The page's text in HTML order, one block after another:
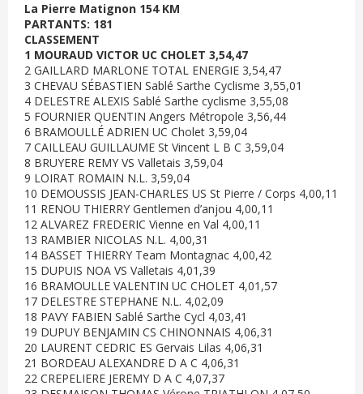
La Pierre Matignon 154 KM
PARTANTS: 181
CLASSEMENT
1 MOURAUD VICTOR UC CHOLET 3,54,47
2 GAILLARD MARLONE TOTAL ENERGIE 3,54,47
3 CHEVAU SÉBASTIEN Sablé Sarthe Cyclisme 3,55,01
4 DELESTRE ALEXIS Sablé Sarthe cyclisme 3,55,08
5 FOURNIER QUENTIN Angers Métropole 3,56,44
6 BRAMOULLÉ ADRIEN UC Cholet 3,59,04
7 CAILLEAU GUILLAUME St Vincent L B C 3,59,04
8 BRUYERE REMY VS Valletais 3,59,04
9 LOIRAT ROMAIN N.L. 3,59,04
10 DEMOUSSIS JEAN-CHARLES US St Pierre / Corps 4,00,11
11 RENOU THIERRY Gentlemen d’anjou 4,00,11
12 ALVAREZ FREDERIC Vienne en Val 4,00,11
13 RAMBIER NICOLAS N.L. 4,00,31
14 BASSET THIERRY Team Montagnac 4,00,42
15 DUPUIS NOA VS Valletais 4,01,39
16 BRAMOULLE VALENTIN UC CHOLET 4,01,57
17 DELESTRE STEPHANE N.L. 4,02,09
18 PAVY FABIEN Sablé Sarthe Cycl 4,03,41
19 DUPUY BENJAMIN CS CHINONNAIS 4,06,31
20 LAURENT CEDRIC ES Gervais Lilas 4,06,31
21 BORDEAU ALEXANDRE D A C 4,06,31
22 CREPELIERE JEREMY D A C 4,07,37